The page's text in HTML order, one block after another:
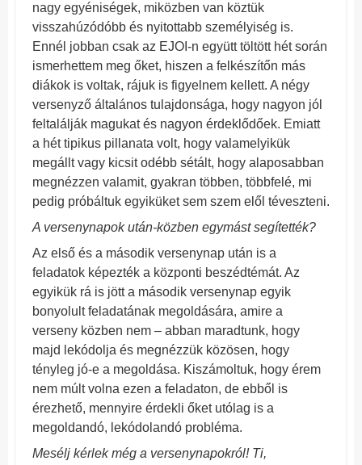
nagy egyéniségek, miközben van köztük
visszahúzódóbb és nyitottabb személyiség is.
Ennél jobban csak az EJOI-n együtt töltött hét során
ismerhettem meg őket, hiszen a felkészítőn más
diákok is voltak, rájuk is figyelnem kellett. A négy
versenyző általános tulajdonsága, hogy nagyon jól
feltalálják magukat és nagyon érdeklődőek. Emiatt
a hét tipikus pillanata volt, hogy valamelyikük
megállt vagy kicsit odébb sétált, hogy alaposabban
megnézzen valamit, gyakran többen, többfelé, mi
pedig próbáltuk egyiküket sem szem elől téveszteni.
A versenynapok után-közben egymást segítették?
Az első és a második versenynap után is a
feladatok képezték a központi beszédtémát. Az
egyikük rá is jött a második versenynap egyik
bonyolult feladatának megoldására, amire a
verseny közben nem – abban maradtunk, hogy
majd lekódolja és megnézzük közösen, hogy
tényleg jó-e a megoldása. Kiszámoltuk, hogy érem
nem múlt volna ezen a feladaton, de ebből is
érezhető, mennyire érdekli őket utólag is a
megoldandó, lekódolandó probléma.
Mesélj kérlek még a versenynapokról! Ti,